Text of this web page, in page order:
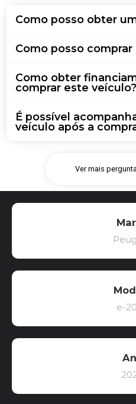
Como posso obter
Como posso
Como obter
comprar este veículo?
É possível
veículo após a
Ver mais
e-